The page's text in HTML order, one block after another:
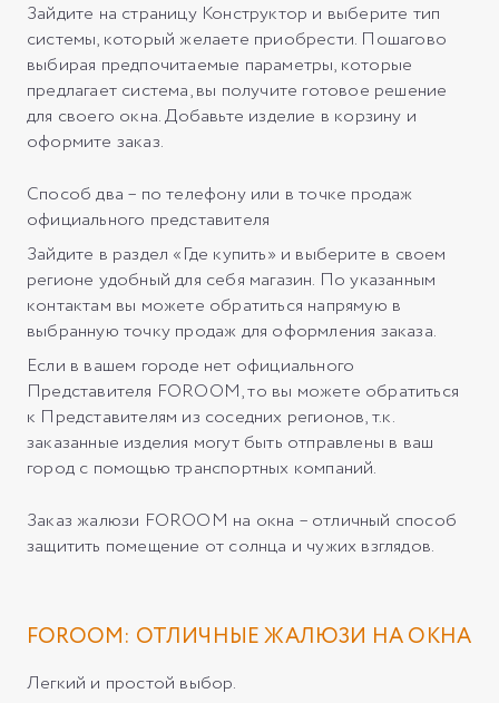
Зайдите на страницу Конструктор и выберите тип
системы, который желаете приобрести. Пошагово
выбирая предпочитаемые параметры, которые
предлагает система, вы получите готовое решение
для своего окна. Добавьте изделие в корзину и
оформите заказ.
Способ два – по телефону или в точке продаж
официального представителя
Зайдите в раздел «Где купить» и выберите в своем
регионе удобный для себя магазин. По указанным
контактам вы можете обратиться напрямую в
выбранную точку продаж для оформления заказа.
Если в вашем городе нет официального
Представителя FOROOM, то вы можете обратиться
к Представителям из соседних регионов, т.к.
заказанные изделия могут быть отправлены в ваш
город с помощью транспортных компаний.
Заказ жалюзи FOROOM на окна – отличный способ
защитить помещение от солнца и чужих взглядов.
FOROOM: ОТЛИЧНЫЕ ЖАЛЮЗИ НА ОКНА
Легкий и простой выбор.